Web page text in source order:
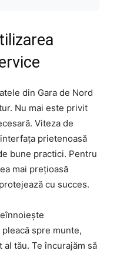
din Gara de Nord
Nu mai este privit
Viteza de
prietenoasă
bune practici. Pentru
mai prețioasă
cu succes.
spre munte,
tău. Te încurajăm să